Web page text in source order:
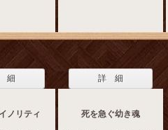
細
ノリティ
詳 細
死を急ぐ幼き魂